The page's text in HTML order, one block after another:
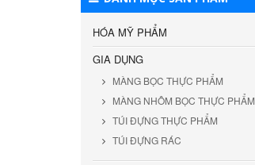
HÓA MỸ PHẨM
GIA DỤNG
MÀNG BỌC THỰC PHẨM
MÀNG NHÔM BỌC THỰC PHẨM
TÚI ĐỰNG THỰC PHẨM
TÚI ĐỰNG RÁC